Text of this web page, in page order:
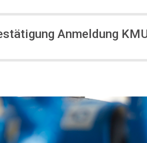
Anmeldung